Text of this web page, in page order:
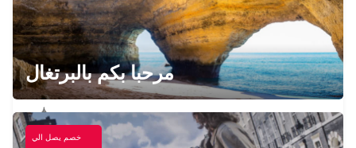
PARTHENAY
PARTHENAY - FRANCE
THOUARS
مرحبا بكم بالبرتغال
خصم يصل الي